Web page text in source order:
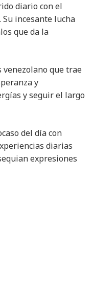
diario con el
incesante lucha
que da la
venezolano que trae
y
y seguir el largo
del día con
diarias
expresiones